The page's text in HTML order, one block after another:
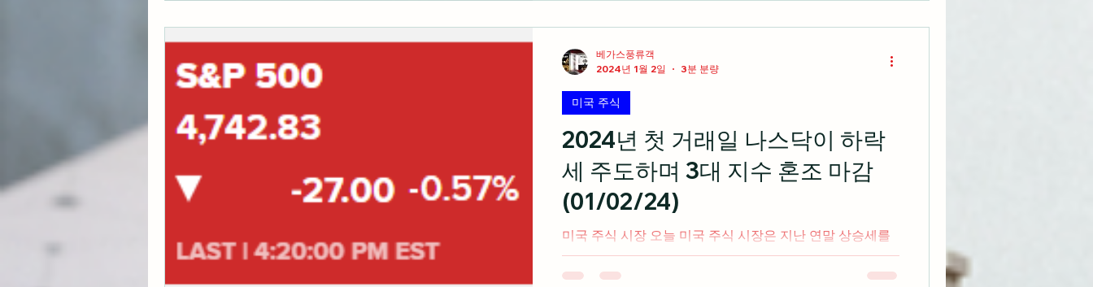
을 고려할 때 2026년까지 잠재적인 변동성에 대비해야 한
다고 언급 일부 클라우드 업체들과 일부 AI 트레이드에서
나오는 채권 발행으로 인해 2026년까지 시장에 부담을 줄
수 있으며 신용 품질 측면에서 가장 높은 등급을 받은 회사
들 중 일부이며, 명백히 이러한 것들 중 일부를 자금 조달하
기 위해 부채를 늘릴 수 있는 능력을 가지고 있다고 강조 여
전히 자본지출이 더 광범위하거나 아마도 더 나은 성장 배
경을 지원할 것으로 기대하고 있다고 개럿슨은 덧붙임
CIBC 프라이빗 웰스 공동 최고투자책임자 데이비드 도나
베디언 은 연말까지 12월 랠리 대신 더 많은 일시
2024년 첫 거래일 나스닥이 하락
세 주도하며 3대 지수 혼조 마감
(01/02/24)
미국 주식 시장 오늘 미국 주식 시장은 지난 연말 상승세를
보였던 나스닥 종합지수가 큰 폭의 하락세를 주도하면서
2024년 첫 거래일을 다우 산업평균지수만 소폭 상승 하면
미국 주식
베가스풍류객
2024년 1월 2일
3분 분량